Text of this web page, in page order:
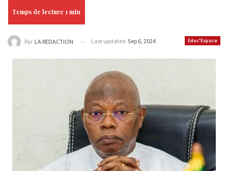
Educ'Espace
Par LA REDACTION Last updated Sep 6, 2024